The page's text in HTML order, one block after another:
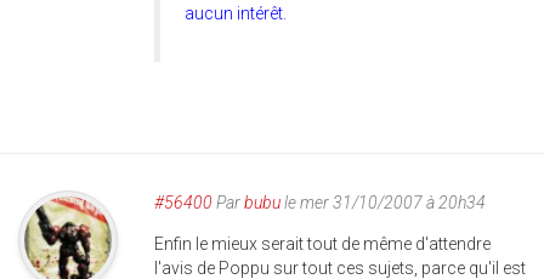
aucun intérêt.
#56400 Parbubule mer 31/10/2007 à 20h34
Enfin le mieux serait tout de même d'attendre
l'avis de Poppu sur tout ces sujets, parce qu'il est